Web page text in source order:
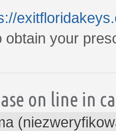
obtain your
on line in